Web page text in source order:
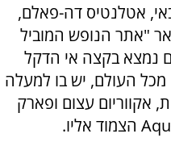
אטלנטיס דה-פאלם,
"אתר הנופש המוביל
נמצא בקצה אי הדקל
מכל העולם, יש בו למעלה
אקווריום עצום ופארק